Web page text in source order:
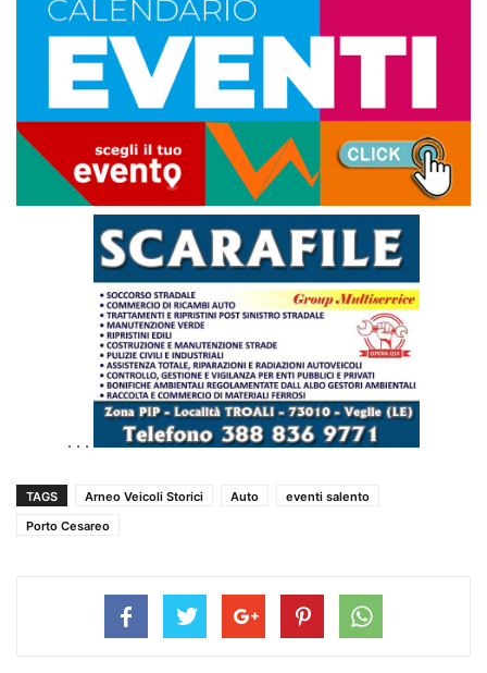
. . .
TAGS Arneo Veicoli Storici Auto
eventi salento
Porto Cesareo